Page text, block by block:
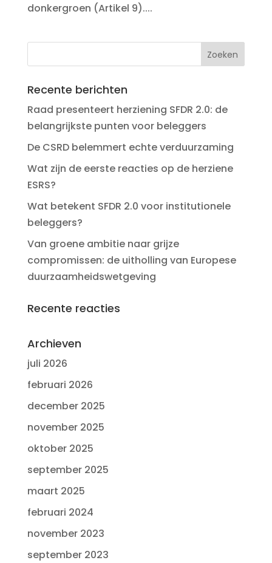
donkergroen (Artikel 9)....
Recente berichten
Raad presenteert herziening SFDR 2.0: de
belangrijkste punten voor beleggers
De CSRD belemmert echte verduurzaming
Wat zijn de eerste reacties op de herziene
ESRS?
Wat betekent SFDR 2.0 voor institutionele
beleggers?
Van groene ambitie naar grijze
compromissen: de uitholling van Europese
duurzaamheidswetgeving
Recente reacties
Archieven
juli 2026
februari 2026
december 2025
november 2025
oktober 2025
september 2025
maart 2025
februari 2024
november 2023
september 2023